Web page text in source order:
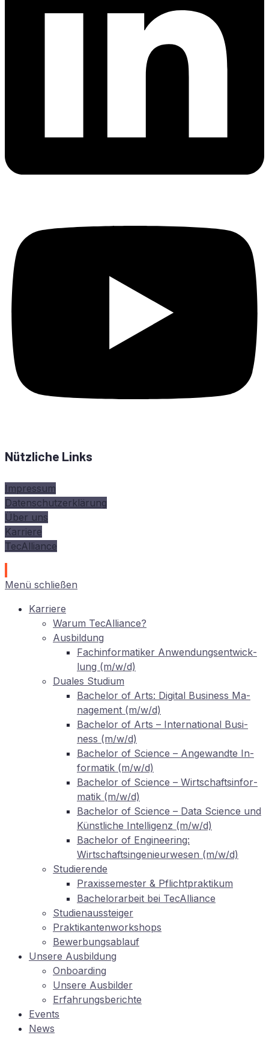
Nützliche Links
Impressum
Datenschutzerklärung
Über uns
Karriere
TecAlliance
Menü schließen
Kar­rie­re
War­um TecAlliance?
Aus­bil­dung
Fach­in­for­ma­ti­ker An­wen­dungs­ent­wick­
lung (m/w/d)
Dua­les Studium
Ba­che­lor of Arts: Di­gi­tal Busi­ness Ma­
nage­ment (m/w/d)
Ba­che­lor of Arts – In­ter­na­tio­nal Busi­
ness (m/w/d)
Ba­che­lor of Sci­ence – An­ge­wand­te In­
for­ma­tik (m/w/d)
Ba­che­lor of Sci­ence – Wirt­schafts­in­for­
ma­tik (m/w/d)
Ba­che­lor of Sci­ence – Data Sci­ence und
Künst­li­che In­tel­li­genz (m/w/d)
Ba­che­lor of En­gi­nee­ring:
Wirtschaftsingenieurwesen (m/w/d)
Stu­die­ren­de
Pra­xis­se­mes­ter & Pflichtpraktikum
Ba­che­lor­ar­beit bei TecAlliance
Stu­di­en­aus­stei­ger
Prak­ti­kan­ten­work­shops
Be­wer­bungs­ab­lauf
Un­se­re Ausbildung
On­boar­ding
Un­se­re Ausbilder
Er­fah­rungs­be­rich­te
Events
News